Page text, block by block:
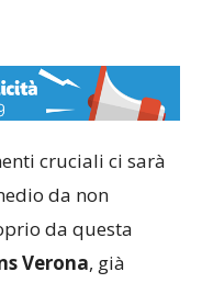
cruciali ci sarà
da non
da questa
Verona, già